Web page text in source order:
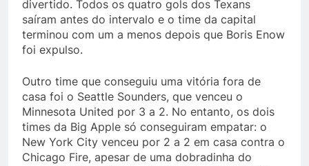
divertido. Todos os quatro gols dos Texans
saíram antes do intervalo e o time da capital
terminou com um a menos depois que Boris Enow
foi expulso.
Outro time que conseguiu uma vitória fora de
casa foi o Seattle Sounders, que venceu o
Minnesota United por 3 a 2. No entanto, os dois
times da Big Apple só conseguiram empatar: o
New York City venceu por 2 a 2 em casa contra o
Chicago Fire, apesar de uma dobradinha do